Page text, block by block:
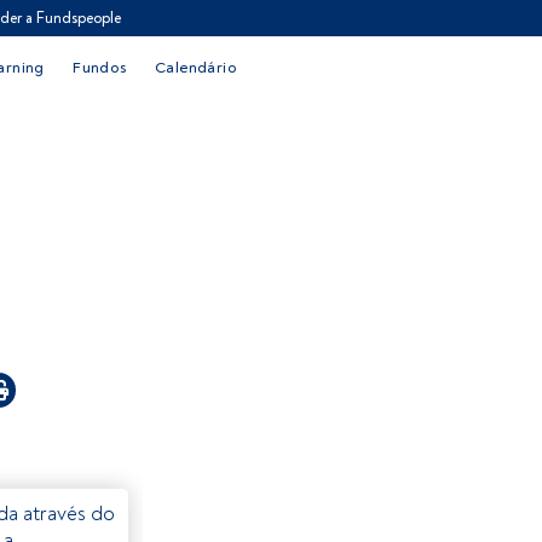
a Fundspeople
Fundos Calendário
através do